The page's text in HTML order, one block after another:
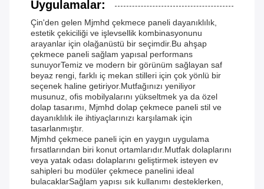
Uygulamalar:
Çin'den gelen Mjmhd çekmece paneli dayanıklılık,
estetik çekiciliği ve işlevsellik kombinasyonunu
arayanlar için olağanüstü bir seçimdir.Bu ahşap
çekmece paneli sağlam yapısal performans
sunuyorTemiz ve modern bir görünüm sağlayan saf
beyaz rengi, farklı iç mekan stilleri için çok yönlü bir
seçenek haline getiriyor.Mutfağınızı yeniliyor
musunuz, ofis mobilyalarını yükseltmek ya da özel
dolap tasarımı, Mjmhd dolap çekmece paneli stil ve
dayanıklılık ile ihtiyaçlarınızı karşılamak için
tasarlanmıştır.
Mjmhd çekmece paneli için en yaygın uygulama
fırsatlarından biri konut ortamlarıdır.Mutfak dolaplarını
veya yatak odası dolaplarını geliştirmek isteyen ev
sahipleri bu modüler çekmece panelini ideal
bulacaklarSağlam yapısı sık kullanımı desteklerken,